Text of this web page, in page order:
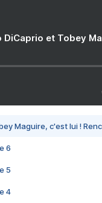
DiCaprio et Tobey
Maguire, c'est lui !
6
5
4